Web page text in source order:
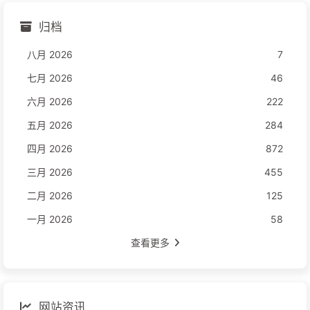
归档
八月 2026
7
七月 2026
46
六月 2026
222
五月 2026
284
四月 2026
872
三月 2026
455
二月 2026
125
一月 2026
58
查看更多